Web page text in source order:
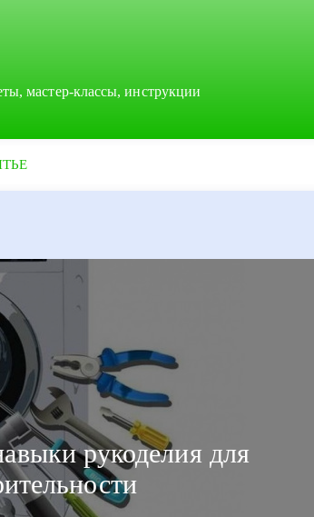
мастер-классы, инструкции
рукоделия для